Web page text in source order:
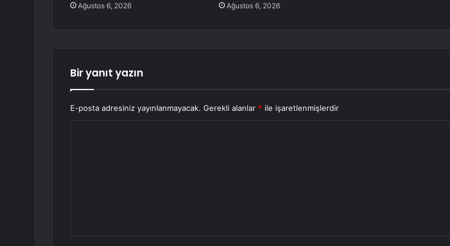
Ağustos 6, 2026 Ağustos 6, 2026
Bir yanıt yazın
E-posta adresiniz yayınlanmayacak. Gerekli alanlar * ile işaretlenmişlerdir